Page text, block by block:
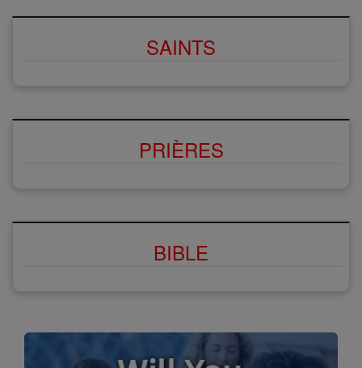
SAINTS
PRIÈRES
BIBLE